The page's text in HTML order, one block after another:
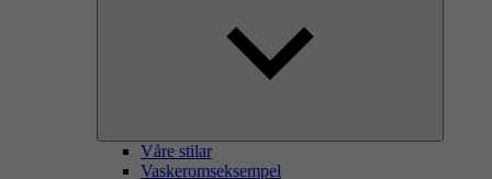
Våre stilar
Vaskeromseksempel